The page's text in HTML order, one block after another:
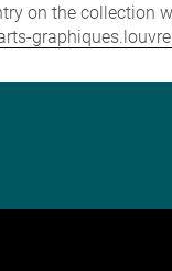
on the collection